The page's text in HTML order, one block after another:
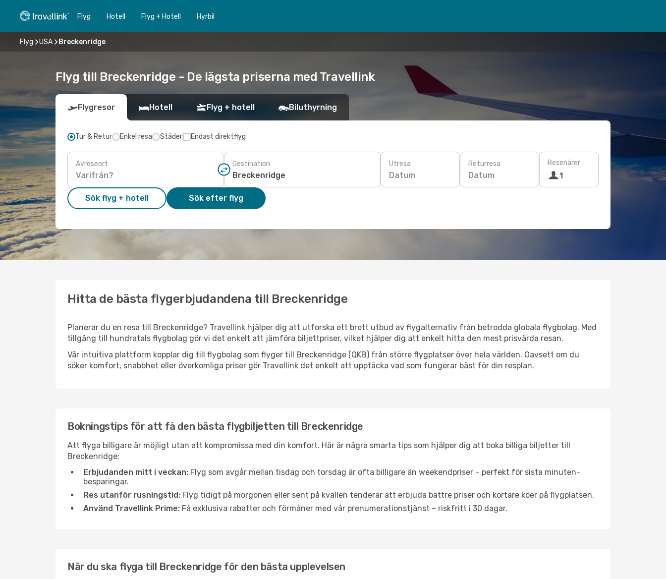
Flyg Hotell Flyg + Hotell Hyrbil
Flyg USA Breckenridge
Flyg till Breckenridge - De lägsta priserna med Travellink
Flygresor Hotell Flyg + hotell Biluthyrning
Tur & Retur Enkel resa Städer Endast direktflyg
Avreseort Destination Utresa
Datum
Returresa
Datum
Resenärer
1
Sök flyg + hotell Sök efter flyg
Hitta de bästa flygerbjudandena till Breckenridge
Planerar du en resa till Breckenridge? Travellink hjälper dig att utforska ett brett utbud av flygalternativ från betrodda globala flygbolag. Med
tillgång till hundratals flygbolag gör vi det enkelt att jämföra biljettpriser, vilket hjälper dig att enkelt hitta den mest prisvärda resan.
Vår intuitiva plattform kopplar dig till flygbolag som flyger till Breckenridge (QKB) från större flygplatser över hela världen. Oavsett om du
söker komfort, snabbhet eller överkomliga priser gör Travellink det enkelt att upptäcka vad som fungerar bäst för din resplan.
Bokningstips för att få den bästa flygbiljetten till Breckenridge
Att flyga billigare är möjligt utan att kompromissa med din komfort. Här är några smarta tips som hjälper dig att boka billiga biljetter till
Breckenridge:
Erbjudanden mitt i veckan: Flyg som avgår mellan tisdag och torsdag är ofta billigare än weekendpriser – perfekt för sista minuten-
besparingar.
Res utanför rusningstid: Flyg tidigt på morgonen eller sent på kvällen tenderar att erbjuda bättre priser och kortare köer på flygplatsen.
Använd Travellink Prime: Få exklusiva rabatter och förmåner med vår prenumerationstjänst – riskfritt i 30 dagar.
När du ska flyga till Breckenridge för den bästa upplevelsen